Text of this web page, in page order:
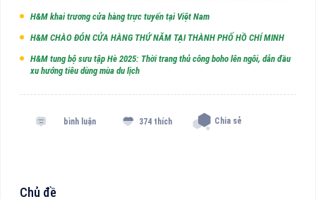
H&M khai trương cửa hàng trực tuyến tại Việt Nam
H&M CHÀO ĐÓN CỬA HÀNG THỨ NĂM TẠI THÀNH PHỐ HỒ CHÍ MINH
H&M tung bộ sưu tập Hè 2025: Thời trang thủ công boho lên ngôi, dẫn đầu
xu hướng tiêu dùng mùa du lịch
bình luận 374 thích Chia sẻ
Chủ đề